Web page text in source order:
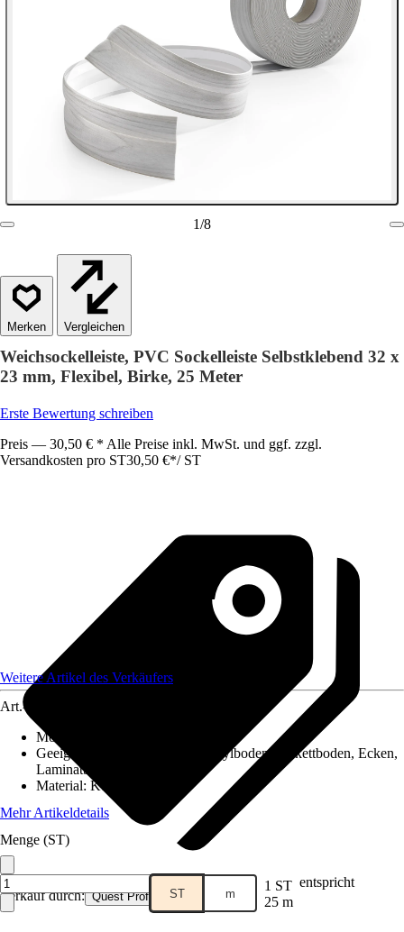
1/8
Vergleichen
Weichsockelleiste, PVC Sockelleiste Selbstklebend 32 x
23 mm, Flexibel, Birke, 25 Meter
Erste Bewertung schreiben
Preis — 30,50 € * Alle Preise inkl. MwSt. und ggf. zzgl.
Versandkosten pro ST30,50 €*/ ST
Verkauf durch: Quest Profile
Weitere Artikel des Verkäufers
Art.-Nr.
Montageart
Geeignet für
Fliesen, PVC / Vinylboden, Parkettboden, Ecken,
Laminatboden
Material: Kunststoff
Mehr Artikeldetails
Menge (ST)
ST m 1 ST entspricht
25 m